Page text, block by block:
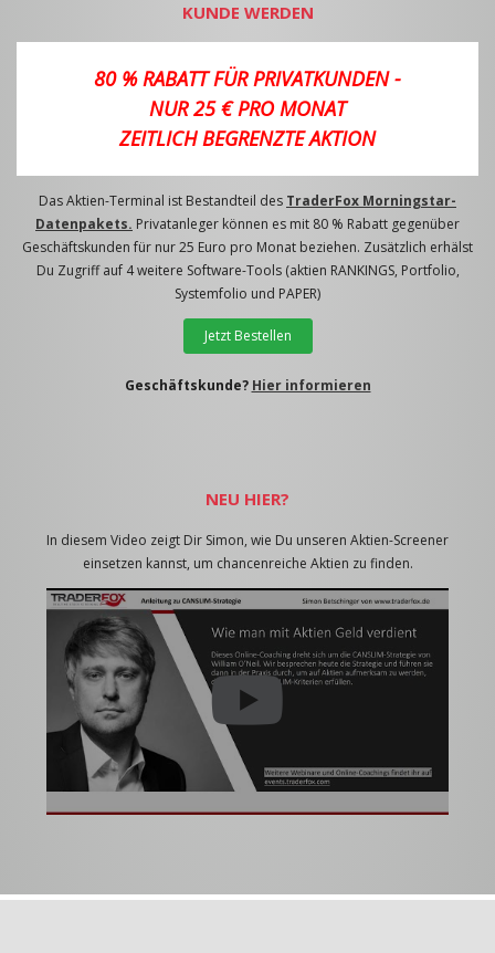
KUNDE WERDEN
80 % RABATT FÜR PRIVATKUNDEN -
NUR 25 € PRO MONAT
ZEITLICH BEGRENZTE AKTION
Das Aktien-Terminal ist Bestandteil des TraderFox Morningstar-
Datenpakets. Privatanleger können es mit 80 % Rabatt gegenüber
Geschäftskunden für nur 25 Euro pro Monat beziehen. Zusätzlich erhälst
Du Zugriff auf 4 weitere Software-Tools (aktien RANKINGS, Portfolio,
Systemfolio und PAPER)
Jetzt Bestellen
Geschäftskunde? Hier informieren
NEU HIER?
In diesem Video zeigt Dir Simon, wie Du unseren Aktien-Screener
einsetzen kannst, um chancenreiche Aktien zu finden.